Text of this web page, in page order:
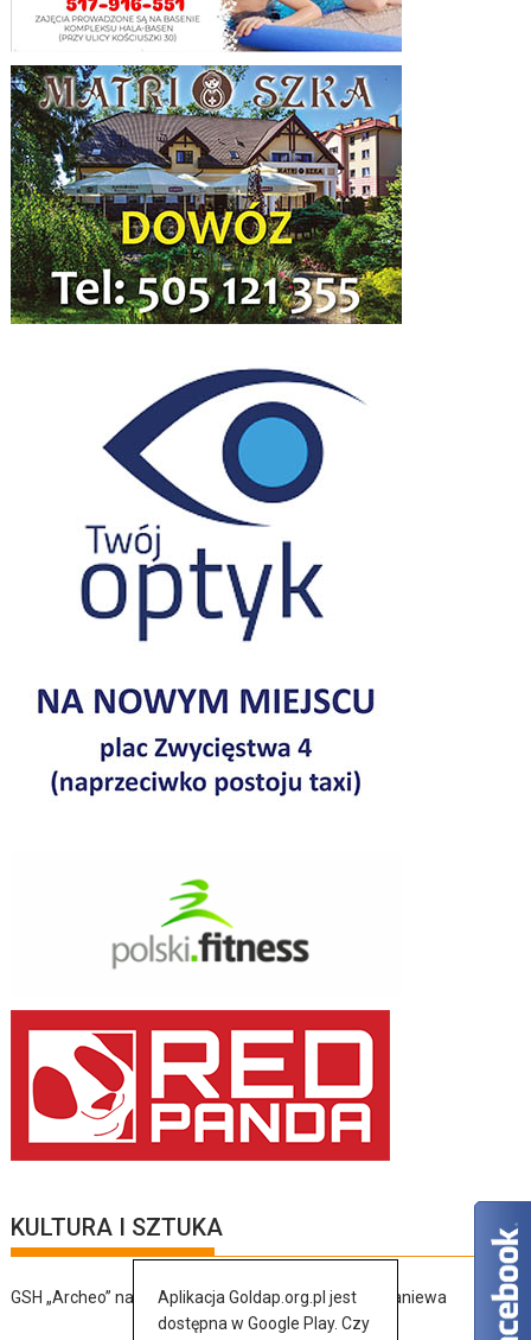
KULTURA I SZTUKA
GSH „Archeo” na jubileuszu bratniej organizacji z Braniewa
Aplikacja Goldap.org.pl jest
dostępna w Google Play. Czy